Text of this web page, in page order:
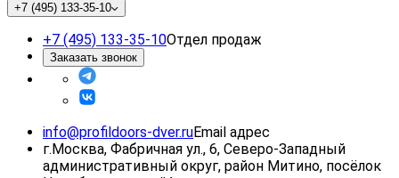
+7 (495) 133-35-10
+7 (495) 133-35-10Отдел продаж
Заказать звонок
info@profildoors-dver.ruEmail адрес
г.Москва, Фабричная ул., 6, Северо-Западный
административный округ, район Митино, посёлок